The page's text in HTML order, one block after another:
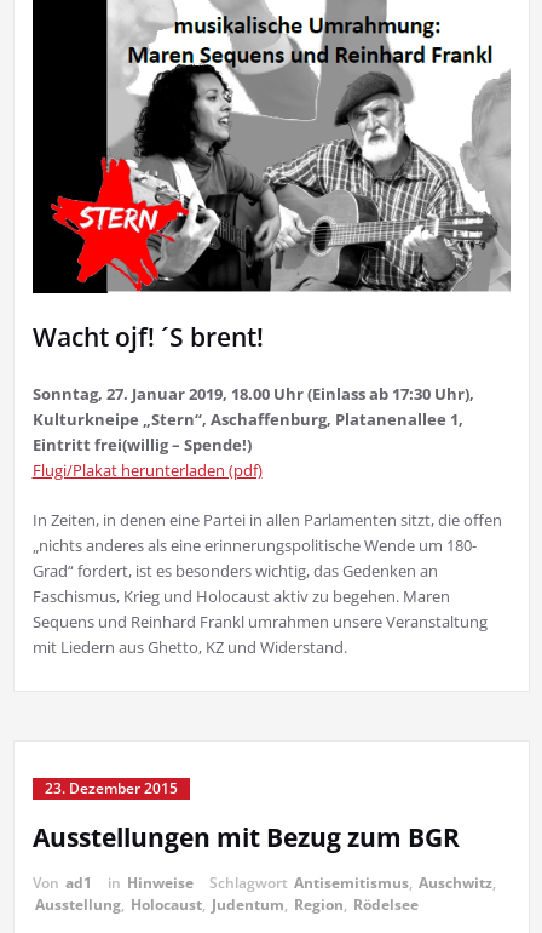
Wacht ojf! ´S brent!
Sonntag, 27. Januar 2019, 18.00 Uhr (Einlass ab 17:30 Uhr),
Kulturkneipe „Stern“, Aschaffenburg, Platanenallee 1,
Eintritt frei(willig – Spende!)
Flugi/Plakat herunterladen (pdf)
In Zeiten, in denen eine Partei in allen Parlamenten sitzt, die offen
„nichts anderes als eine erinnerungspolitische Wende um 180-
Grad“ fordert, ist es besonders wichtig, das Gedenken an
Faschismus, Krieg und Holocaust aktiv zu begehen. Maren
Sequens und Reinhard Frankl umrahmen unsere Veranstaltung
mit Liedern aus Ghetto, KZ und Widerstand.
23. Dezember 2015
Ausstellungen mit Bezug zum BGR
Von ad1 in Hinweise Schlagwort Antisemitismus, Auschwitz,
Ausstellung, Holocaust, Judentum, Region, Rödelsee